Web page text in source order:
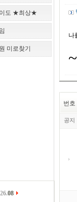
이도 ★최상★
미로찾기
08
나
번호
공지